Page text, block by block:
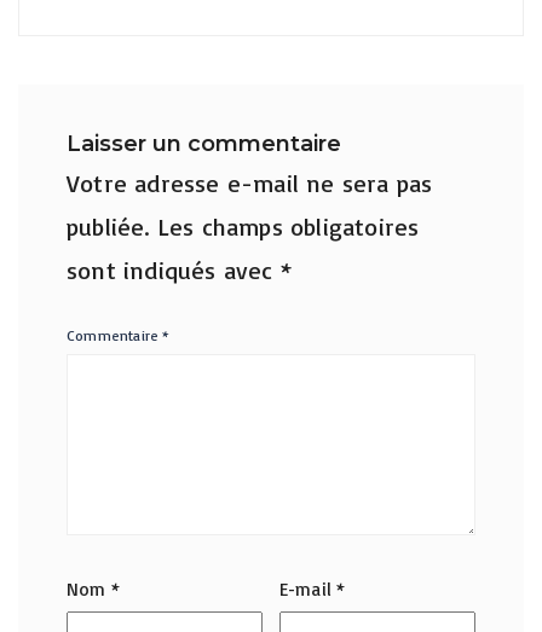
Laisser un commentaire
Votre adresse e-mail ne sera pas
publiée. Les champs obligatoires
sont indiqués avec *
Commentaire*
Nom * E-mail*